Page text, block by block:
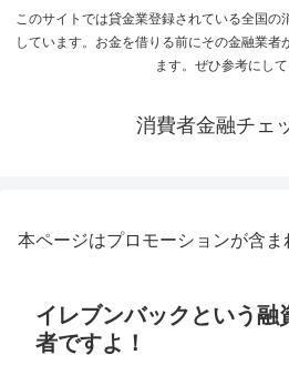
このサイトでは貸金業登録されている全国の
しています。お金を借りる前にその金融業者
ます。ぜひ参考にし
消費者金融チェ
本ページはプロモーションが含ま
イレブンバックという融
者ですよ！